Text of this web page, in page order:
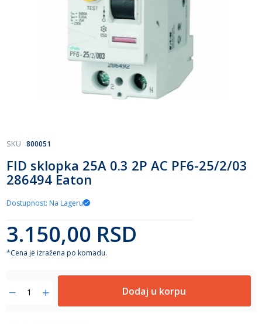
Skip
the
beginning
the
gallery
FID sklopka 25A 0.3 2P AC PF6-25/2/03
286494 Eaton
SKU 800051
Dostupnost: Na Lageru
3.150,00 RSD
*Cena je izražena po komadu.
Dodaj u korpu